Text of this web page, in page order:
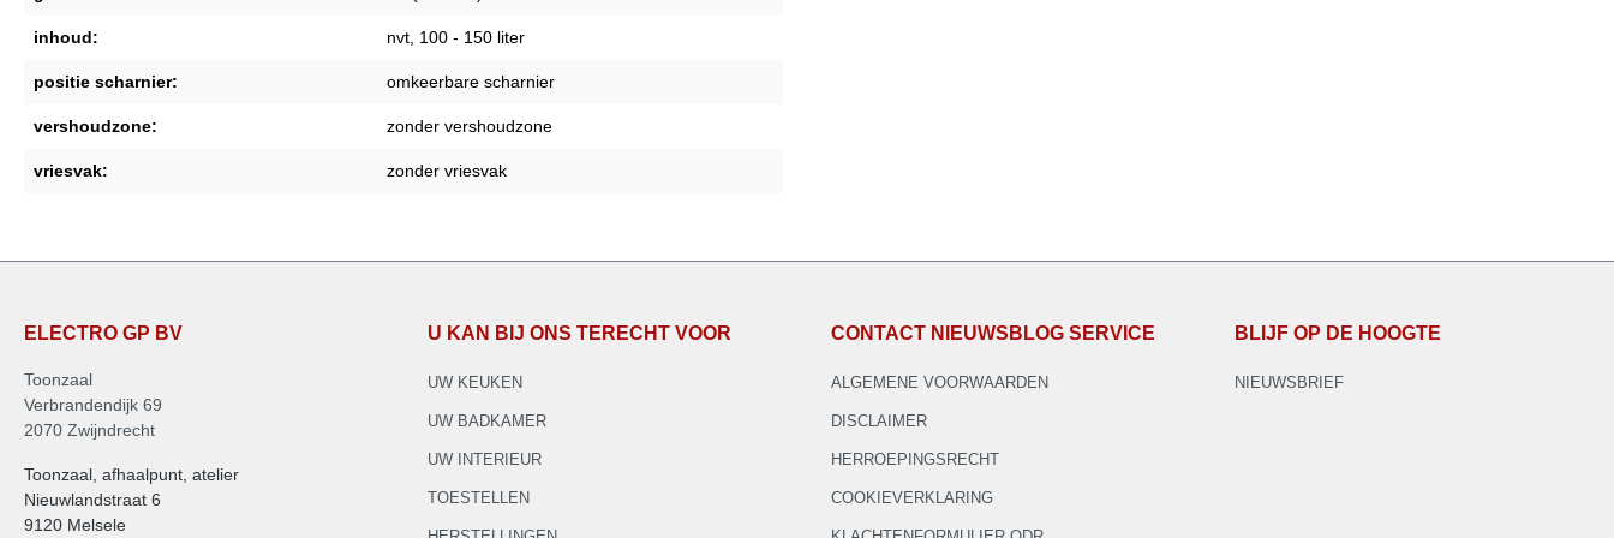
inhoud: nvt , 100 - 150 liter
positie scharnier: omkeerbare scharnier
vershoudzone: zonder vershoudzone
vriesvak: zonder vriesvak
ELECTRO GP BV
Toonzaal
Verbrandendijk 69
2070 Zwijndrecht
Toonzaal, afhaalpunt, atelier
Nieuwlandstraat 6
9120 Melsele
U KAN BIJ ONS TERECHT VOOR
UW KEUKEN
UW BADKAMER
UW INTERIEUR
TOESTELLEN
CONTACT NIEUWSBLOG SERVICE
ALGEMENE VOORWAARDEN
DISCLAIMER
HERROEPINGSRECHT
COOKIEVERKLARING
BLIJF OP DE HOOGTE
NIEUWSBRIEF